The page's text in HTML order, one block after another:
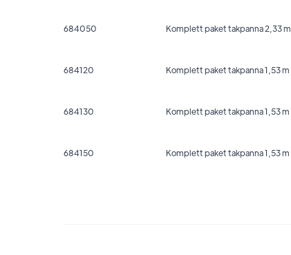
684050
Komplett paket takpanna 2,33 m
684120
Komplett paket takpanna 1,53 m
684130
Komplett paket takpanna 1,53 m
684150
Komplett paket takpanna 1,53 m